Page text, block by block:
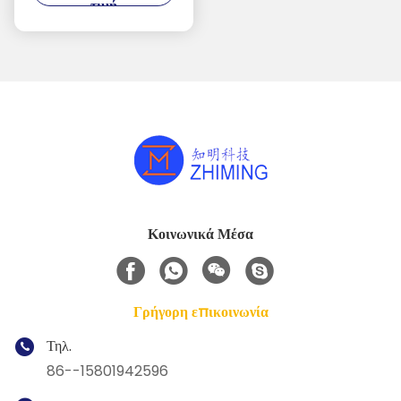
τιμή
Κοινωνικά Μέσα
Γρήγορη επικοινωνία
Τηλ.
86--15801942596